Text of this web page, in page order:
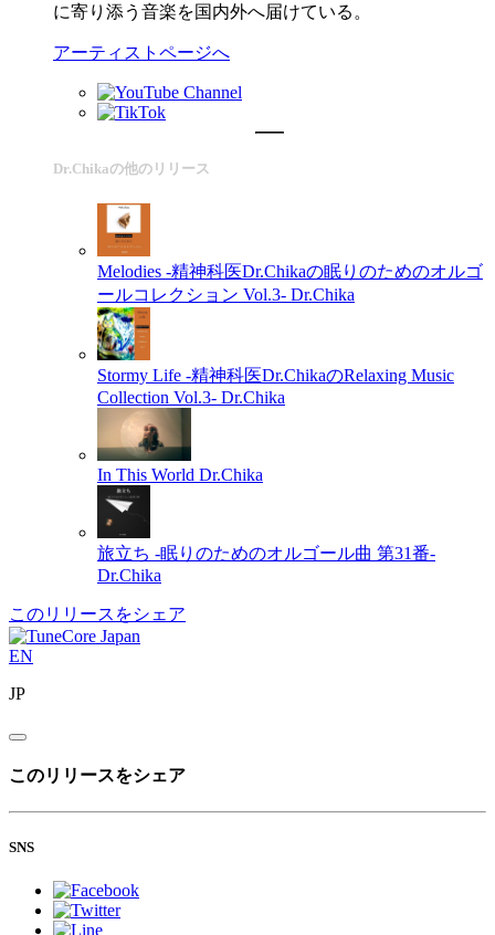
に寄り添う音楽を国内外へ届けている。
アーティストページへ
Dr.Chikaの他のリリース
Melodies -精神科医Dr.Chikaの眠りのためのオルゴ
ールコレクション Vol.3- Dr.Chika
Stormy Life -精神科医Dr.ChikaのRelaxing Music
Collection Vol.3- Dr.Chika
In This World Dr.Chika
旅立ち -眠りのためのオルゴール曲 第31番-
Dr.Chika
このリリースをシェア
EN
JP
このリリースをシェア
SNS